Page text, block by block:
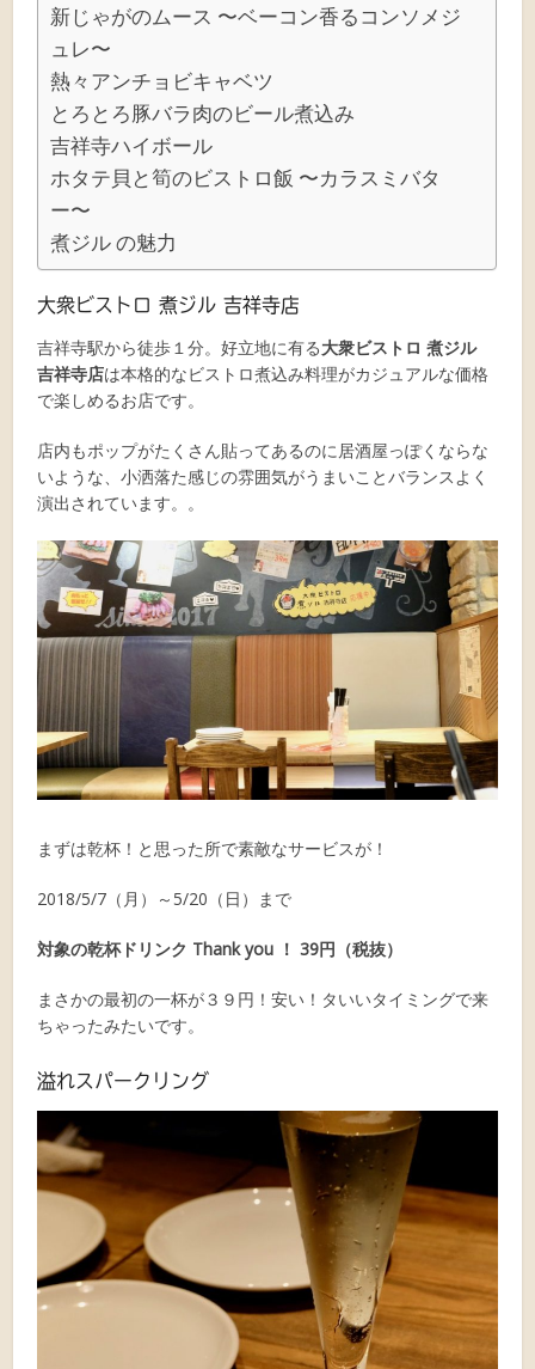
新じゃがのムース 〜ベーコン香るコンソメジ
ュレ〜
熱々アンチョビキャベツ
とろとろ豚バラ肉のビール煮込み
吉祥寺ハイボール
ホタテ貝と筍のビストロ飯 〜カラスミバタ
ー〜
煮ジル の魅力
大衆ビストロ 煮ジル 吉祥寺店
吉祥寺駅から徒歩１分。好立地に有る大衆ビストロ 煮ジル
吉祥寺店は本格的なビストロ煮込み料理がカジュアルな価格
で楽しめるお店です。
店内もポップがたくさん貼ってあるのに居酒屋っぽくならな
いような、小洒落た感じの雰囲気がうまいことバランスよく
演出されています。。
まずは乾杯！と思った所で素敵なサービスが！
2018/5/7（月）～5/20（日）まで
対象の乾杯ドリンク Thank you ！ 39円（税抜）
まさかの最初の一杯が３９円！安い！タいいタイミングで来
ちゃったみたいです。
溢れスパークリング